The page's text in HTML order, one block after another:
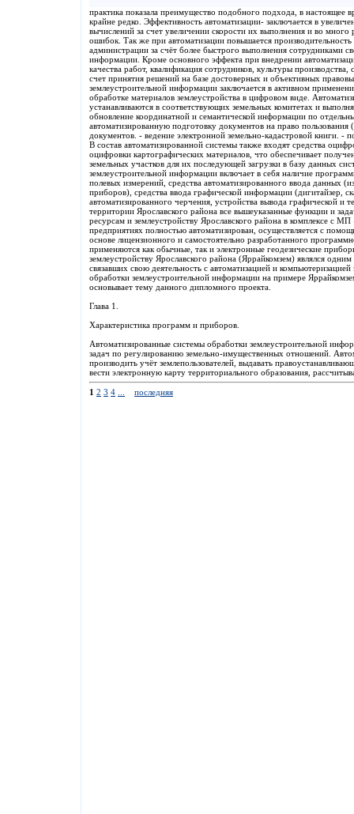
практика показала преимущество подобного подхода, в настоящее
крайне редко. Эффективность автоматизации- заключается в
вычислений за счет увеличении скорости их выполнения и во много
ошибок. Так же при автоматизации повышается
администрации за счёт более быстрого выполнения сотрудниками
информации. Кроме основного эффекта при внедрении
качества работ, квалификация сотрудников, культуры
счет принятия решений на базе достоверных и объективных
землеустроительной информации заключается в активном
обработке материалов землеустройства в цифровом виде.
устанавливаются в соответствующих земельных комитетах и
обновление координатной и семантической информации по
автоматизированную подготовку документов на право
документов. - ведение электронной земельно-кадастровой книги. -
В состав автоматизированной системы также входят средства
оцифровки картографических материалов, что обеспечивает
земельных участков для их последующей загрузки в базу данных
землеустроительной информации включает в себя наличие
полевых измерений, средства автоматизированного ввода данных
приборов), средства ввода графической информации (дигитайзер,
автоматизированного черчения, устройства вывода графической и
территории Ярославского района все вышеуказанные функции и
ресурсам и землеустройству Ярославского района в комплексе с
предприятиях полностью автоматизирован, осуществляется с
основе лицензионного и самостоятельно разработанного
применяются как обычные, так и электронные геодезические
землеустройству Ярославского района (Яррайкомзем) являлся
связавших свою деятельность с автоматизацией и
обработки землеустроительной информации на примере
основывает тему данного дипломного проекта.
Глава 1.
Характеристика программ и приборов.
Автоматизированные системы обработки землеустроительной
задач по регулированию земельно-имущественных отношений.
производить учёт землепользователей, выдавать
вести электронную карту территориального образования,
1 2 3 4 последняя